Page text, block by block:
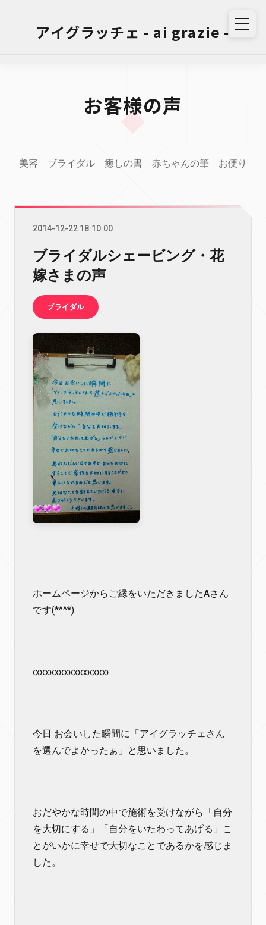
アイグラッチェ - ai grazie -
お客様の声
美容 ブライダル 癒しの書 赤ちゃんの筆 お便り
2014-12-22 18:10:00
ブライダルシェービング・花
嫁さまの声
ブライダル
ホームページからご縁をいただきましたAさん
です(*^^*)
∞∞∞∞∞∞∞∞
今日 お会いした瞬間に「アイグラッチェさん
を選んでよかったぁ」と思いました。
おだやかな時間の中で施術を受けながら「自分
を大切にする」「自分をいたわってあげる」こ
とがいかに幸せで大切なことであるかを感じま
した。